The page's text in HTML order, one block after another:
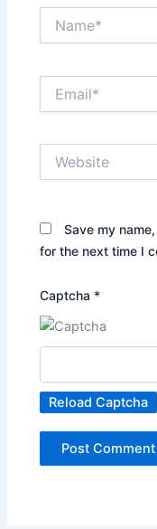
Save my
for the next time I
Captcha *
Reload Captcha